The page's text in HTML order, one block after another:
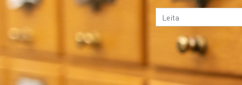
Skipulagsheild
eða viðburður
130 -
Samræmdur
titill